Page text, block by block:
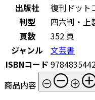
出版社
復刊ドット
判型
四六判・上
頁数
352 頁
ジャンル
文芸書
ISBNコード
商品内容